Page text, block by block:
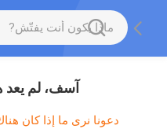
آسف، لم يعد
دعونا نرى ما إذا كان